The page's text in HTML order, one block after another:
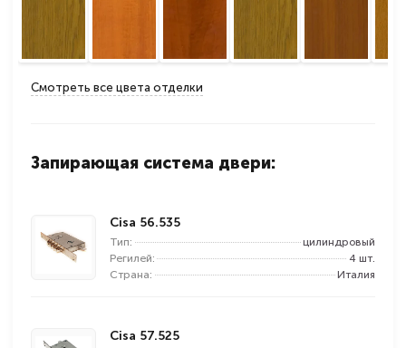
Смотреть все цвета отделки
Запирающая система двери:
Cisa 56.535
Тип:
цилиндровый
Регилей:
4 шт.
Страна:
Италия
Cisa 57.525